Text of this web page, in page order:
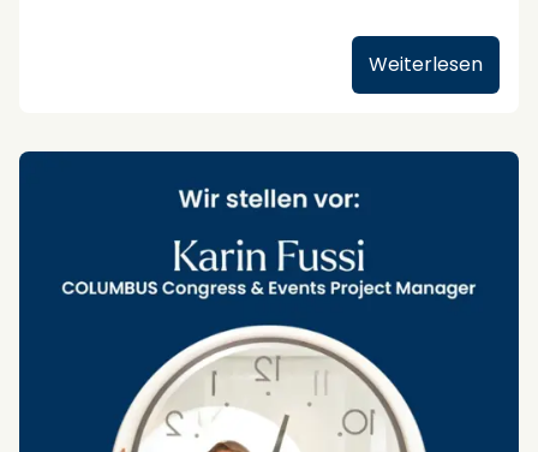
"Kaffee 😉 & zwei Bildschirme … und natürlich
Sie erleben Irland – intensiv, exklusiv und mit
Falstaff
Gourmetreise führt durch
ein Irland, das nach Torffeuer duftet, nach
Meeresbrise schmeckt – und in Erinnerung
bleibt.
Mit dabei: ausgewählte Spitzenrestaurants,
echte Begegnungen und die Magie der grünen
Weiterlesen